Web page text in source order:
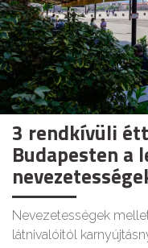
3 rendkívüli
Budapesten a
Nevezetességek
látnivalóitól